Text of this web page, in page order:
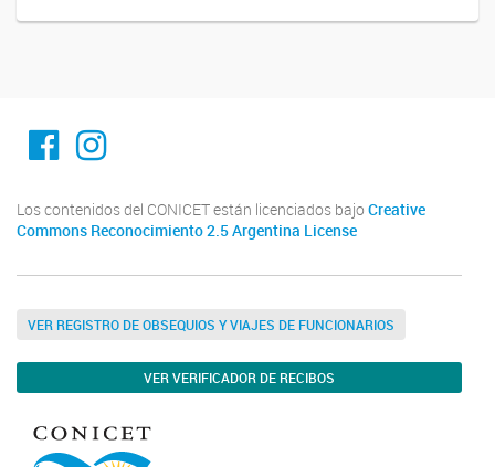
Facebook
Instagram
Los contenidos del CONICET están licenciados bajo Creative
Commons Reconocimiento 2.5 Argentina License
VER REGISTRO DE OBSEQUIOS Y VIAJES DE FUNCIONARIOS
VER VERIFICADOR DE RECIBOS